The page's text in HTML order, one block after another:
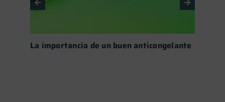
La importancia de un buen anticongelante